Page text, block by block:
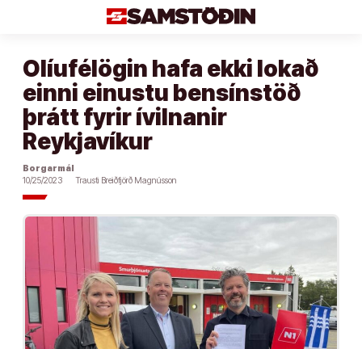
Olíufélögin hafa ekki lokað
einni einustu bensínstöð
þrátt fyrir ívilnanir
Reykjavíkur
Borgarmál
10/25/2023
Trausti Breiðfjörð Magnússon